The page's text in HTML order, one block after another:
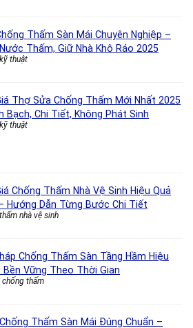
Thấm Sàn Mái Chuyên Nghiệp –
Thấm, Giữ Nhà Khô Ráo 2025
thuật
Thợ Sửa Chống Thấm Mới Nhất 2025
Bạch, Chi Tiết, Không Phát Sinh
thuật
Chống Thấm Nhà Vệ Sinh Hiệu Quả
Hướng Dẫn Từng Bước Chi Tiết
nhà vệ sinh
Chống Thấm Sàn Tầng Hầm Hiệu
Bền Vững Theo Thời Gian
chống thấm
Thấm Sàn Mái Đúng Chuẩn –